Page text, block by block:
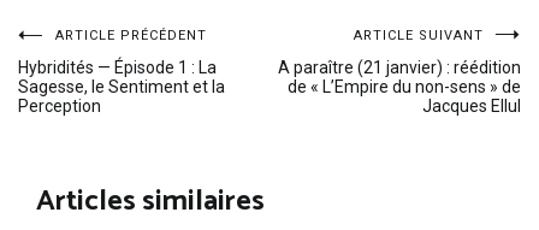
Navigation
de
l’article
ARTICLE PRÉCÉDENT
Hybridités — Épisode 1 : La
Sagesse, le Sentiment et la
Perception
ARTICLE SUIVANT
A paraître (21 janvier) : réédition
de « L’Empire du non-sens » de
Jacques Ellul
Articles similaires